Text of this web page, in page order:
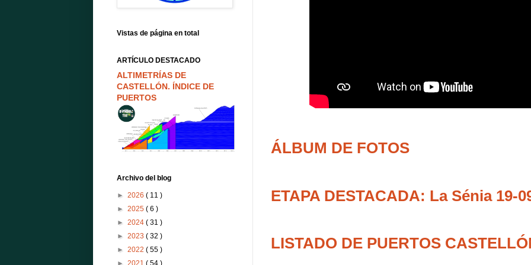
ÁLBUM DE FOTOS
ETAPA DESTACADA: La Sénia 19-
LISTADO DE PUERTOS
Vistas de página en total
ARTÍCULO DESTACADO
ALTIMETRÍAS DE
CASTELLÓN. ÍNDICE DE
PUERTOS
Archivo del blog
► 2026 ( 11 )
► 2025 ( 6 )
► 2024 ( 31 )
► 2023 ( 32 )
► 2022 ( 55 )
► 2021 ( 54 )